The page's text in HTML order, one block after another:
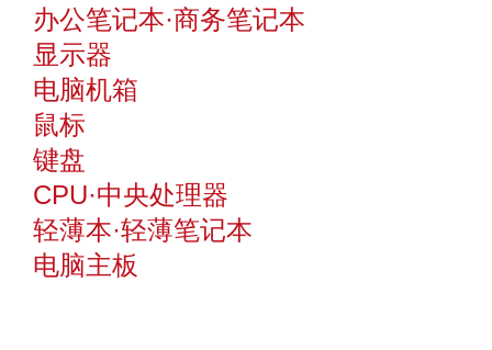
办公笔记本·商务笔记本
显示器
电脑机箱
鼠标
键盘
CPU·中央处理器
轻薄本·轻薄笔记本
电脑主板